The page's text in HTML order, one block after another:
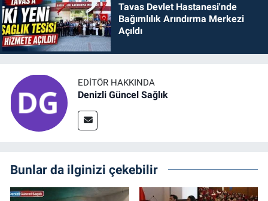
Tavas Devlet Hastanesi'nde
Bağımlılık Arındırma Merkezi
Açıldı
EDITÖR HAKKINDA
Denizli Güncel Sağlık
Bunlar da ilginizi çekebilir